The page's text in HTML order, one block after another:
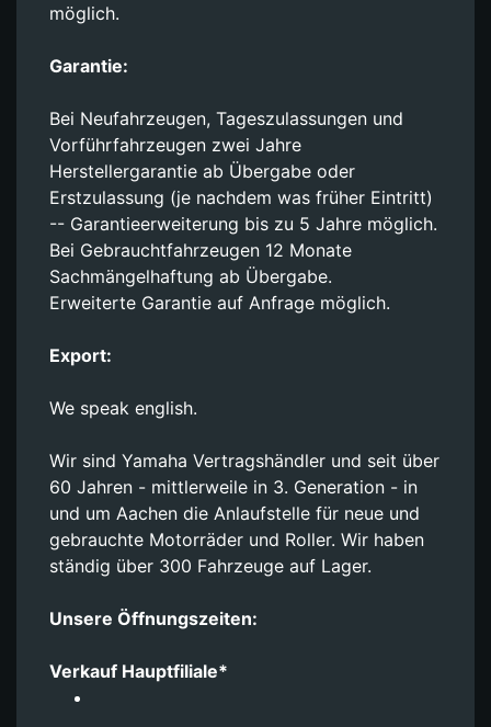
möglich.
Garantie:
Bei Neufahrzeugen, Tageszulassungen und
Vorführfahrzeugen zwei Jahre
Herstellergarantie ab Übergabe oder
Erstzulassung (je nachdem was früher Eintritt)
-- Garantieerweiterung bis zu 5 Jahre möglich.
Bei Gebrauchtfahrzeugen 12 Monate
Sachmängelhaftung ab Übergabe.
Erweiterte Garantie auf Anfrage möglich.
Export:
We speak english.
Wir sind Yamaha Vertragshändler und seit über
60 Jahren - mittlerweile in 3. Generation - in
und um Aachen die Anlaufstelle für neue und
gebrauchte Motorräder und Roller. Wir haben
ständig über 300 Fahrzeuge auf Lager.
Unsere Öffnungszeiten:
Verkauf Hauptfiliale*